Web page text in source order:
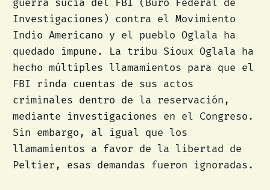
Investigaciones) contra el Movimiento
Indio Americano y el pueblo Oglala ha
quedado impune. La tribu Sioux Oglala ha
hecho múltiples llamamientos para que el
FBI rinda cuentas de sus actos
criminales dentro de la reservación,
mediante investigaciones en el Congreso.
Sin embargo, al igual que los
llamamientos a favor de la libertad de
Peltier, esas demandas fueron ignoradas.